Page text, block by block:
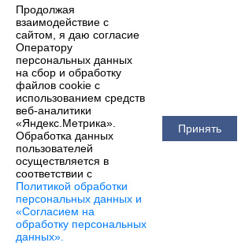
Продолжая
взаимодействие с
сайтом, я даю согласие
Оператору
персональных данных
на сбор и обработку
файлов cookie с
использованием средств
веб-аналитики
«Яндекс.Метрика».
Обработка данных
пользователей
осуществляется в
соответствии с
Политикой обработки
персональных данных и
«Согласием на
обработку персональных
данных».
Принять
Обработка персональных данных на
соответствии152-ФЗ
Контактная информация
school1-21051@yandex.ru
8 (49248) 2-10-51, 2-12-36
601301, Владимирская область,
ул.Гоголя, 5а
2026 г. schoolkam.ru
Вход
Карта сайта
Сделано на KubCMS
Разработка и поддержка